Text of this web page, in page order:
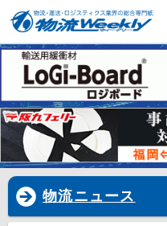
物流ニュース